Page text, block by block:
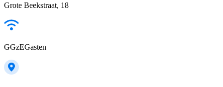
Grote Beekstraat, 18
GGzEGasten